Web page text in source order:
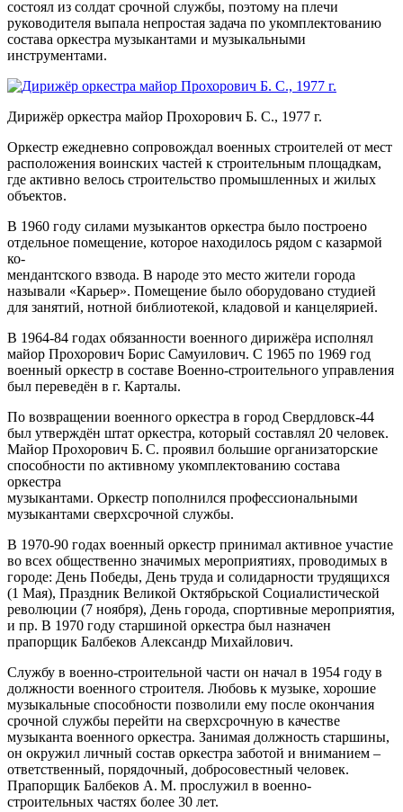
состоял из солдат срочной службы, поэтому на плечи
руководителя выпала непростая задача по укомплектованию
состава оркестра музыкантами и музыкальными
инструментами.
Дирижёр оркестра майор Прохорович Б. С., 1977 г.
Оркестр ежедневно сопровождал военных строителей от мест
расположения воинских частей к строительным площадкам,
где активно велось строительство промышленных и жилых
объектов.
В 1960 году силами музыкантов оркестра было построено
отдельное помещение, которое находилось рядом с казармой
ко-
мендантского взвода. В народе это место жители города
называли «Карьер». Помещение было оборудовано студией
для занятий, нотной библиотекой, кладовой и канцелярией.
В 1964‑84 годах обязанности военного дирижёра исполнял
майор Прохорович Борис Самуилович. С 1965 по 1969 год
военный оркестр в составе Военно-строительного управления
был переведён в г. Карталы.
По возвращении военного оркестра в город Свердловск-44
был утверждён штат оркестра, который составлял 20 человек.
Майор Прохорович Б. С. проявил большие организаторские
способности по активному укомплектованию состава
оркестра
музыкантами. Оркестр пополнился профессиональными
музыкантами сверхсрочной службы.
В 1970‑90 годах военный оркестр принимал активное участие
во всех общественно значимых мероприятиях, проводимых в
городе: День Победы, День труда и солидарности трудящихся
(1 Мая), Праздник Великой Октябрьской Социалистической
революции (7 ноября), День города, спортивные мероприятия,
и пр. В 1970 году старшиной оркестра был назначен
прапорщик Балбеков Александр Михайлович.
Службу в военно-строительной части он начал в 1954 году в
должности военного строителя. Любовь к музыке, хорошие
музыкальные способности позволили ему после окончания
срочной службы перейти на сверхсрочную в качестве
музыканта военного оркестра. Занимая должность старшины,
он окружил личный состав оркестра заботой и вниманием –
ответственный, порядочный, добросовестный человек.
Прапорщик Балбеков A. M. прослужил в военно-
строительных частях более 30 лет.